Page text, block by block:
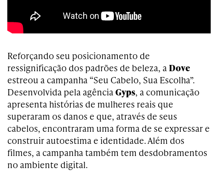
Reforçando seu posicionamento de
ressignificação dos padrões de beleza, aDove
estreou a campanha “Seu Cabelo, Sua Escolha”.
Desenvolvida pela agênciaGyps, a comunicação
apresenta histórias de mulheres reais que
superaram os danos e que, através de seus
cabelos, encontraram uma forma de se expressar e
construir autoestima e identidade. Além dos
filmes, a campanha também tem desdobramentos
no ambiente digital.